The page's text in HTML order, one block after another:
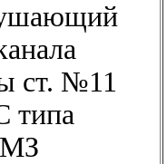
ст. №11
типа